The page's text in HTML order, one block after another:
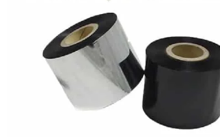
Barkod Yazıcı
Barkod Okuyucu